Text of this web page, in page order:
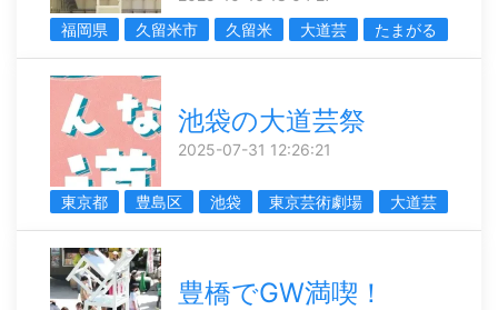
福岡県
久留米市 久留米 大道芸 たまがる
池袋の大道芸祭
2025-07-31 12:26:21
東京都 豊島区 池袋 東京芸術劇場 大道芸
豊橋でGW満喫！